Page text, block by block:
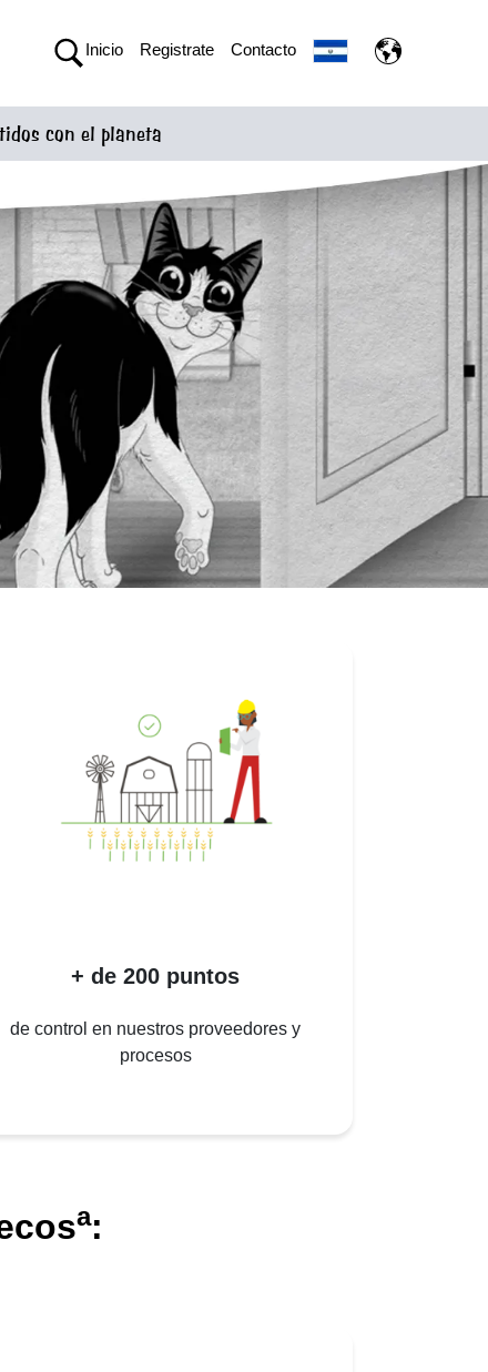
Inicio Registrate Contacto
con el planeta
+ de 200 puntos
de control en nuestros proveedores y
procesos
a: